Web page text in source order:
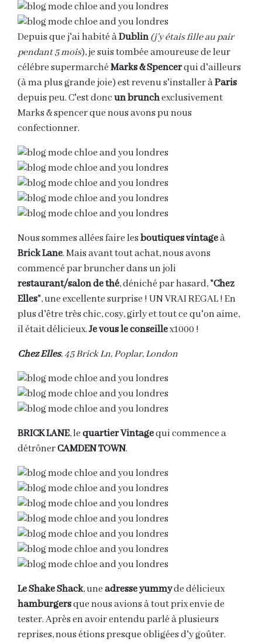
Depuis que j'ai habité àDublin(j'y étais fille au pair
pendant 5 mois), je suis tombée amoureuse de leur
célébre supermarchéMarks & Spencerqui d'ailleurs
(à ma plus grande joie) est revenu s'installer àParis
depuis peu. C'est doncun brunchexclusivement
Marks & spencer que nous avons pu nous
confectionner.
Nous sommes allées faire lesboutiques vintageà
Brick Lane. Mais avant tout achat, nous avons
commencé par bruncher dans un joli
restaurant/salon de thé, déniché par hasard, "Chez
Elles", une excellente surprise ! UN VRAI REGAL ! En
plus d'être très chic, cosy, girly et tout ce qu'on aime,
il était délicieux.Je vous le conseillex1000 !
Chez Elles, 45 Brick Ln, Poplar, London
BRICK LANE, lequartier Vintagequi commence a
détrônerCAMDEN TOWN.
Le Shake Shack, uneadresse yummyde délicieux
hamburgersque nous avions à tout prix envie de
tester. Après en avoir entendu parlé à plusieurs
reprises, nous étions presque obligées d'y goûter.